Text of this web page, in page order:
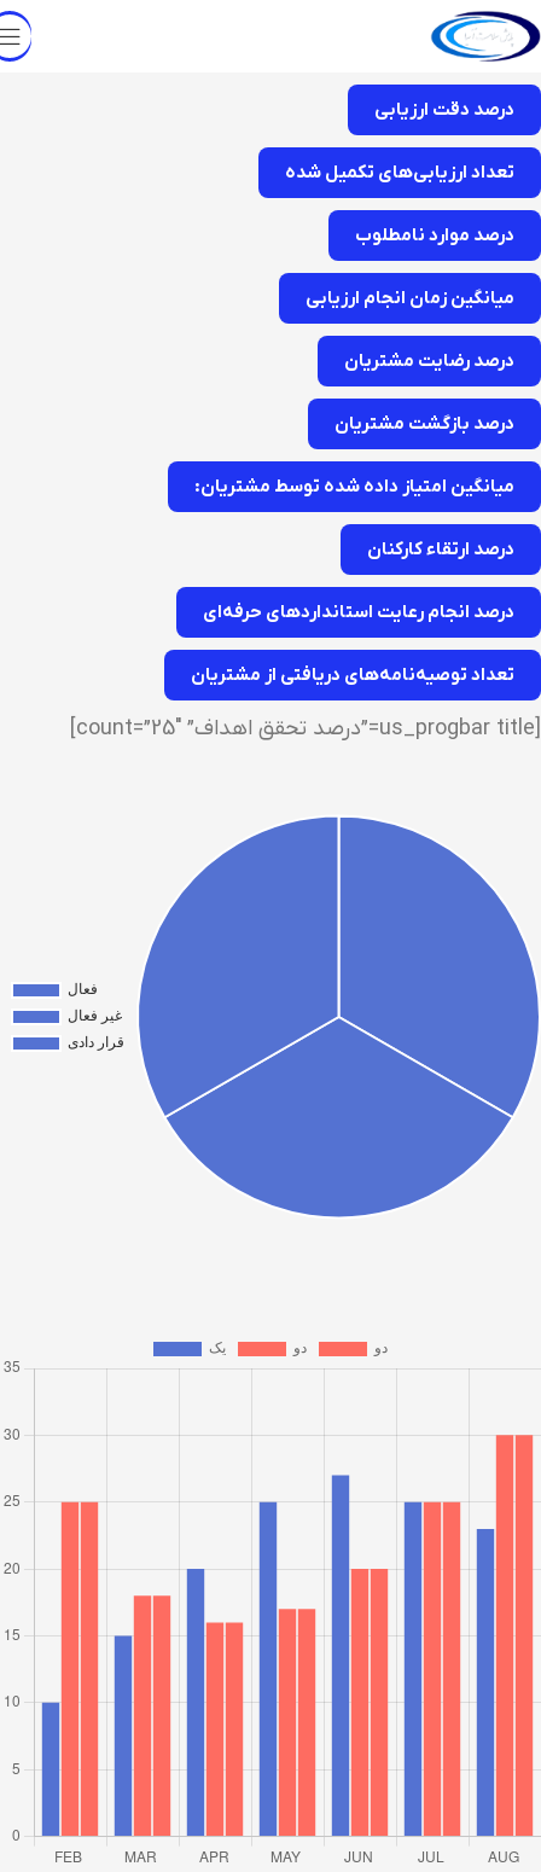
درصد دقت ارزیابی
تعداد ارزیابی‌های تکمیل شده
درصد موارد نامطلوب
میانگین زمان انجام ارزیابی
درصد رضایت مشتریان
درصد بازگشت مشتریان
میانگین امتیاز داده شده توسط مشتریان:
درصد ارتقاء کارکنان
درصد انجام رعایت استانداردهای حرفه‌ای
تعداد توصیه‌نامه‌های دریافتی از مشتریان